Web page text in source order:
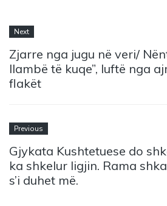
Next
Zjarre nga jugu në veri/
llambë të kuqe”, luftë nga
flakët
Previous
Gjykata Kushtetuese do
ka shkelur ligjin. Rama
s’i duhet më.